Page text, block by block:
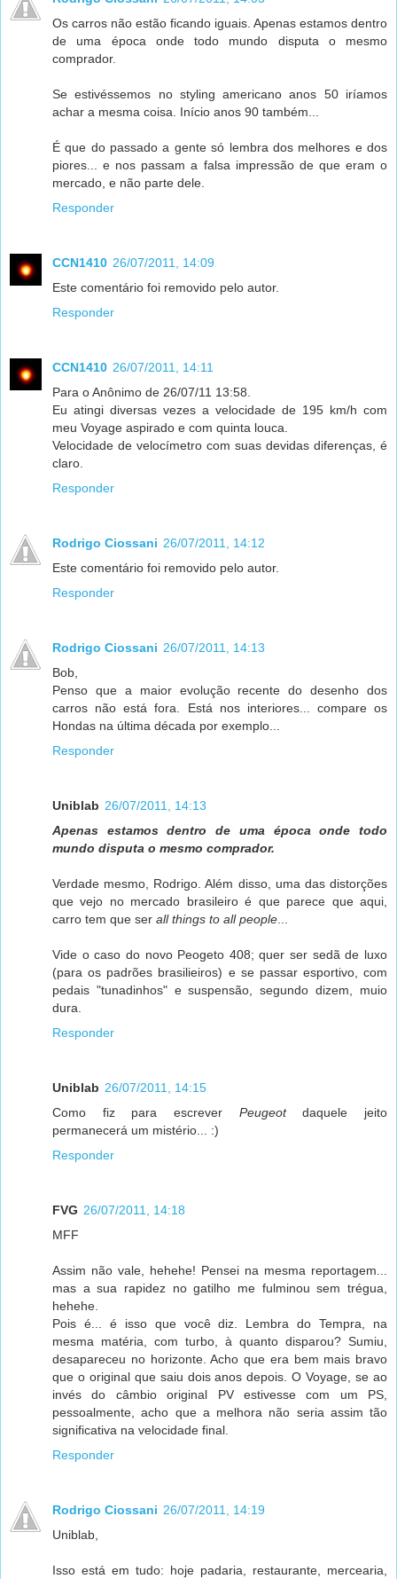
Os carros não estão ficando iguais. Apenas estamos dentro
de uma época onde todo mundo disputa o mesmo
comprador.
Se estivéssemos no styling americano anos 50 iríamos
achar a mesma coisa. Início anos 90 também...
É que do passado a gente só lembra dos melhores e dos
piores... e nos passam a falsa impressão de que eram o
mercado, e não parte dele.
Responder
CCN1410 26/07/2011, 14:09
Este comentário foi removido pelo autor.
Responder
CCN1410 26/07/2011, 14:11
Para o Anônimo de 26/07/11 13:58.
Eu atingi diversas vezes a velocidade de 195 km/h com
meu Voyage aspirado e com quinta louca.
Velocidade de velocímetro com suas devidas diferenças, é
claro.
Responder
Rodrigo Ciossani 26/07/2011, 14:12
Este comentário foi removido pelo autor.
Responder
Rodrigo Ciossani 26/07/2011, 14:13
Bob,
Penso que a maior evolução recente do desenho dos
carros não está fora. Está nos interiores... compare os
Hondas na última década por exemplo...
Responder
Uniblab 26/07/2011, 14:13
Apenas estamos dentro de uma época onde todo
mundo disputa o mesmo comprador.
Verdade mesmo, Rodrigo. Além disso, uma das distorções
que vejo no mercado brasileiro é que parece que aqui,
carro tem que ser all things to all people
Vide o caso do novo Peogeto 408; quer ser sedã de luxo
(para os padrões brasilieiros) e se passar esportivo, com
pedais "tunadinhos" e suspensão, segundo dizem, muio
dura.
Responder
Uniblab 26/07/2011, 14:15
Como fiz para escrever Peugeotdaquele jeito
permanecerá um mistério... :)
Responder
FVG 26/07/2011, 14:18
MFF
Assim não vale, hehehe! Pensei na mesma reportagem...
mas a sua rapidez no gatilho me fulminou sem trégua,
hehehe.
Pois é... é isso que você diz. Lembra do Tempra, na
mesma matéria, com turbo, à quanto disparou? Sumiu,
desapareceu no horizonte. Acho que era bem mais bravo
que o original que saiu dois anos depois. O Voyage, se ao
invés do câmbio original PV estivesse com um PS,
pessoalmente, acho que a melhora não seria assim tão
significativa na velocidade final.
Responder
Rodrigo Ciossani 26/07/2011, 14:19
Uniblab,
Isso está em tudo: hoje padaria, restaurante, mercearia,